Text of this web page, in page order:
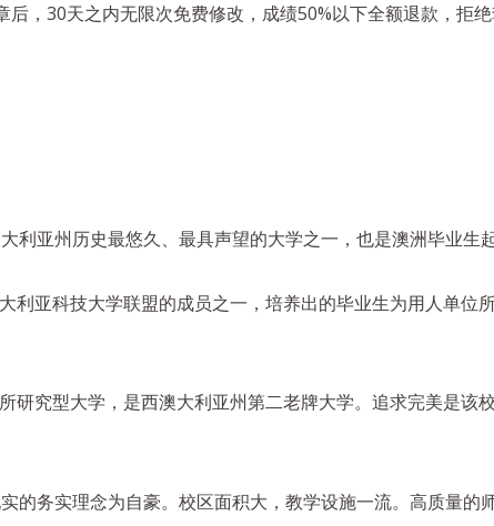
，30天之内无限次免费修改，成绩50%以下全额退款，拒绝
利亚州历史最悠久、最具声望的大学之一，也是澳洲毕业生
亚科技大学联盟的成员之一，培养出的毕业生为用人单位
究型大学，是西澳大利亚州第二老牌大学。追求完美是该
的务实理念为自豪。校区面积大，教学设施一流。高质量的